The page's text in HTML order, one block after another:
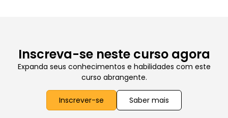
Inscreva-se neste curso agora
Expanda seus conhecimentos e habilidades com este
curso abrangente.
Inscrever-se Saber mais